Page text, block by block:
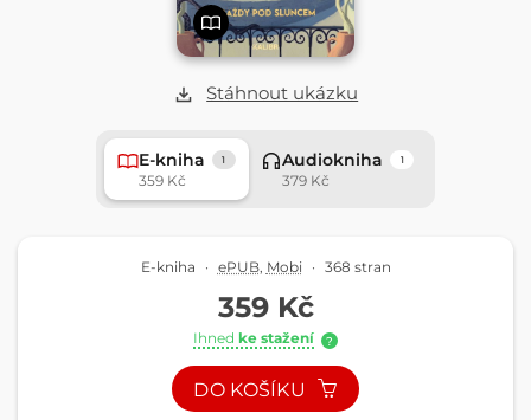
Stáhnout ukázku
E-kniha 1
359 Kč
Audiokniha 1
379 Kč
E-kniha · ePUB, Mobi · 368 stran
359 Kč
Ihned ke stažení ?
DO KOŠÍKU